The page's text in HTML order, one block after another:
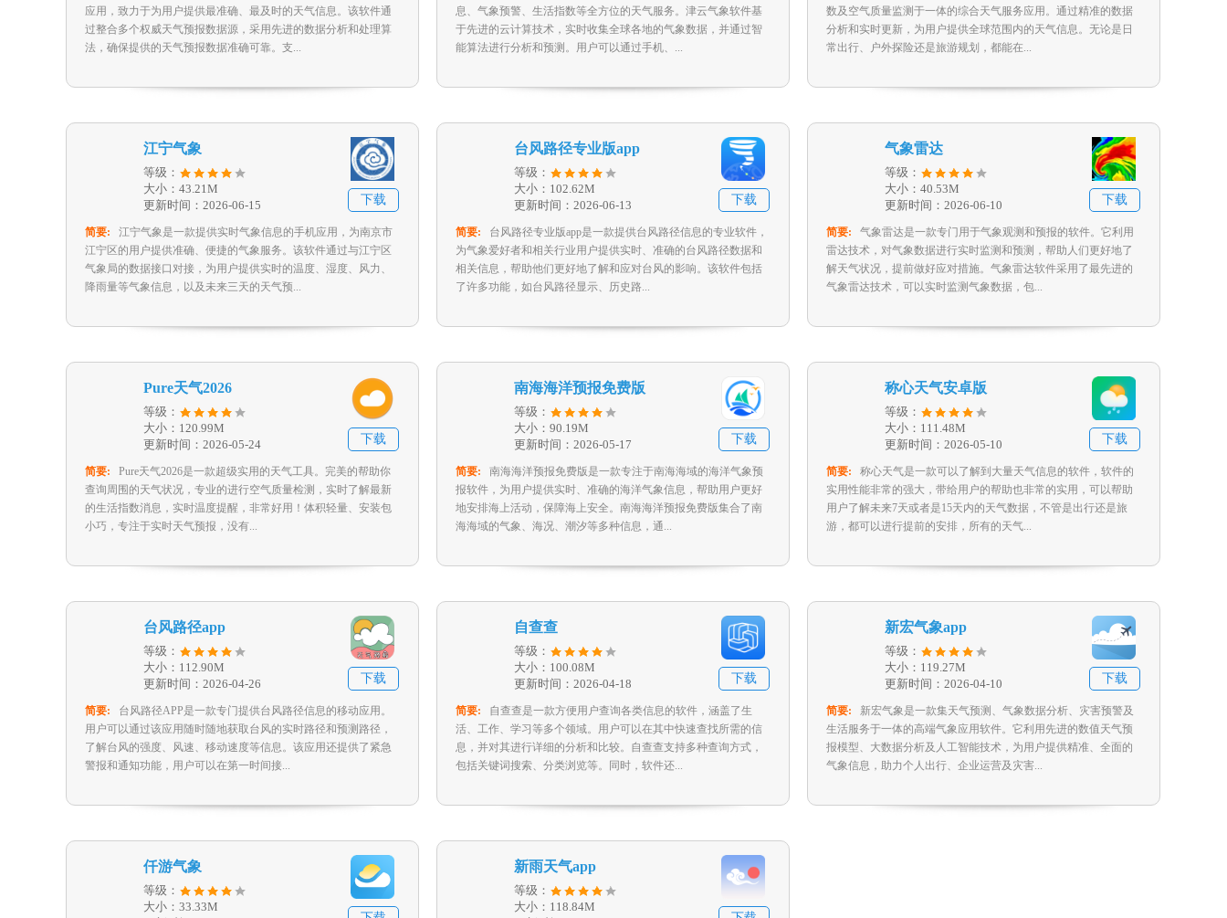
应用，致力于为用户提供最准确、最及时的天气信息。该软件通
过整合多个权威天气预报数据源，采用先进的数据分析和处理算
法，确保提供的天气预报数据准确可靠。支...
息、气象预警、生活指数等全方位的天气服务。津云气象软件基
于先进的云计算技术，实时收集全球各地的气象数据，并通过智
能算法进行分析和预测。用户可以通过手机、...
数及空气质量监测于一体的综合天气服务应用。通过精准的数据
分析和实时更新，为用户提供全球范围内的天气信息。无论是日
常出行、户外探险还是旅游规划，都能在...
江宁气象
等级：
大小：43.21M
更新时间：2026-06-15
下载
简要:
江宁气象是一款提供实时气象信息的手机应用，为南京市
江宁区的用户提供准确、便捷的气象服务。该软件通过与江宁区
气象局的数据接口对接，为用户提供实时的温度、湿度、风力、
降雨量等气象信息，以及未来三天的天气预...
台风路径专业版app
等级：
大小：102.62M
更新时间：2026-06-13
下载
简要:
台风路径专业版app是一款提供台风路径信息的专业软件，
为气象爱好者和相关行业用户提供实时、准确的台风路径数据和
相关信息，帮助他们更好地了解和应对台风的影响。该软件包括
了许多功能，如台风路径显示、历史路...
气象雷达
等级：
大小：40.53M
更新时间：2026-06-10
下载
简要:
气象雷达是一款专门用于气象观测和预报的软件。它利用
雷达技术，对气象数据进行实时监测和预测，帮助人们更好地了
解天气状况，提前做好应对措施。气象雷达软件采用了最先进的
气象雷达技术，可以实时监测气象数据，包...
Pure天气2026
等级：
大小：120.99M
更新时间：2026-05-24
下载
简要:
Pure天气2026是一款超级实用的天气工具。完美的帮助你
查询周围的天气状况，专业的进行空气质量检测，实时了解最新
的生活指数消息，实时温度提醒，非常好用！体积轻量、安装包
小巧，专注于实时天气预报，没有...
南海海洋预报免费版
等级：
大小：90.19M
更新时间：2026-05-17
下载
简要:
南海海洋预报免费版是一款专注于南海海域的海洋气象预
报软件，为用户提供实时、准确的海洋气象信息，帮助用户更好
地安排海上活动，保障海上安全。南海海洋预报免费版集合了南
海海域的气象、海况、潮汐等多种信息，通...
称心天气安卓版
等级：
大小：111.48M
更新时间：2026-05-10
下载
简要:
称心天气是一款可以了解到大量天气信息的软件，软件的
实用性能非常的强大，带给用户的帮助也非常的实用，可以帮助
用户了解未来7天或者是15天内的天气数据，不管是出行还是旅
游，都可以进行提前的安排，所有的天气...
台风路径app
等级：
大小：112.90M
更新时间：2026-04-26
下载
简要:
台风路径APP是一款专门提供台风路径信息的移动应用。
用户可以通过该应用随时随地获取台风的实时路径和预测路径，
了解台风的强度、风速、移动速度等信息。该应用还提供了紧急
警报和通知功能，用户可以在第一时间接...
自查查
等级：
大小：100.08M
更新时间：2026-04-18
下载
简要:
自查查是一款方便用户查询各类信息的软件，涵盖了生
活、工作、学习等多个领域。用户可以在其中快速查找所需的信
息，并对其进行详细的分析和比较。自查查支持多种查询方式，
包括关键词搜索、分类浏览等。同时，软件还...
新宏气象app
等级：
大小：119.27M
更新时间：2026-04-10
下载
简要:
新宏气象是一款集天气预测、气象数据分析、灾害预警及
生活服务于一体的高端气象应用软件。它利用先进的数值天气预
报模型、大数据分析及人工智能技术，为用户提供精准、全面的
气象信息，助力个人出行、企业运营及灾害...
仟游气象
等级：
大小：33.33M
新雨天气app
等级：
大小：118.84M